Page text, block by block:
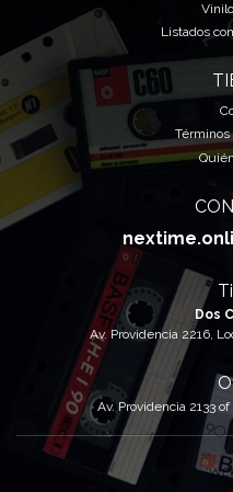
Listados
Términos
Dos
Av. Providencia 2216,
Av. Providencia 2133